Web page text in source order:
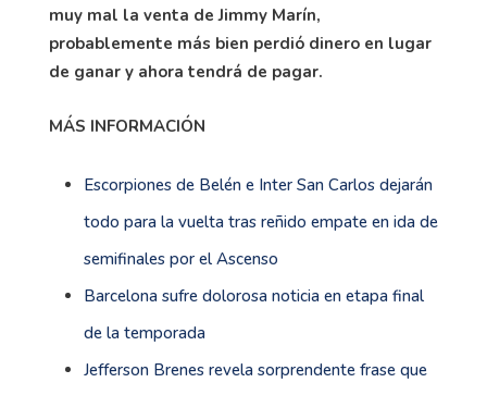
muy mal la venta de Jimmy Marín,
probablemente más bien perdió dinero en lugar
de ganar y ahora tendrá de pagar.
MÁS INFORMACIÓN
Escorpiones de Belén e Inter San Carlos dejarán
todo para la vuelta tras reñido empate en ida de
semifinales por el Ascenso
Barcelona sufre dolorosa noticia en etapa final
de la temporada
Jefferson Brenes revela sorprendente frase que